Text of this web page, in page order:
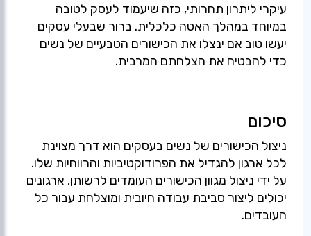
עיקרי ליתרון תחרותי, כזה שיעמוד לעסק לטובה
במיוחד במהלך האטה כלכלית. ברור שבעלי עסקים
יעשו טוב אם ינצלו את הכישורים הטבעיים של נשים
כדי להבטיח את הצלחתם המרבית.
סיכום
ניצול הכישורים של נשים בעסקים הוא דרך מצוינת
לכל ארגון להגדיל את הפרודוקטיביות והרווחיות שלו.
על ידי ניצול מגוון הכישורים העומדים לרשותן, ארגונים
יכולים ליצור סביבת עבודה חיובית ומוצלחת עבור כל
העובדים.